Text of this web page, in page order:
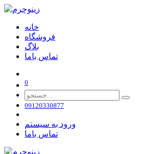
خانه
فروشگاه
بلاگ
تماس باما
0
09120330877
ورود به سیستم
تماس باما